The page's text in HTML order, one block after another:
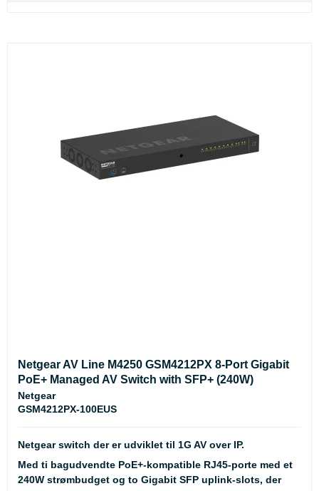
Netgear AV Line M4250 GSM4212PX 8-Port Gigabit
PoE+ Managed AV Switch with SFP+ (240W)
Netgear
GSM4212PX-100EUS
Netgear switch der er udviklet til 1G AV over IP.
Med ti bagudvendte PoE+-kompatible RJ45-porte med et
240W strømbudget og to Gigabit SFP uplink-slots, der